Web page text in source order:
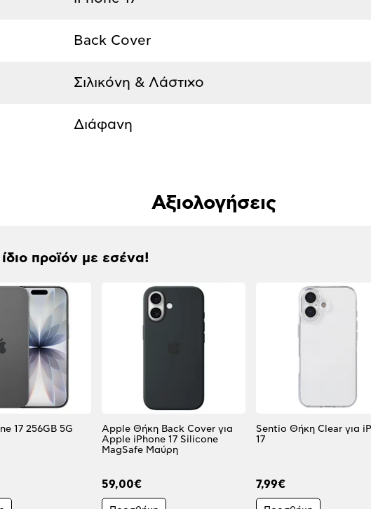
Back Cover
Σιλικόνη & Λάστιχο
Διάφανη
Αξιολογήσεις
προϊόν με εσένα!
17 256GB 5G
Apple Θήκη Back Cover για
Apple iPhone 17 Silicone
MagSafe Μαύρη
59,00€
Sentio Θήκη Clear για
17
7,99€